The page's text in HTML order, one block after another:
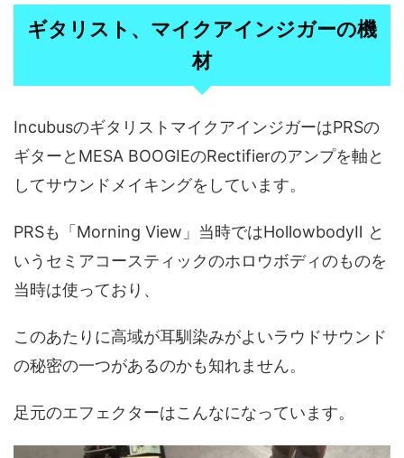
ギタリスト、マイクアインジガーの機
材
IncubusのギタリストマイクアインジガーはPRSの
ギターとMESA BOOGIEのRectifierのアンプを軸と
してサウンドメイキングをしています。
PRSも「Morning View」当時ではHollowbodyⅡ と
いうセミアコースティックのホロウボディのものを
当時は使っており、
このあたりに高域が耳馴染みがよいラウドサウンド
の秘密の一つがあるのかも知れません。
足元のエフェクターはこんなになっています。